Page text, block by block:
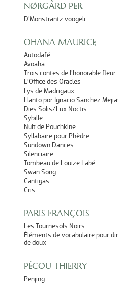
NØRGÅRD PER
D’Monstrantz vöögeli
OHANA MAURICE
Autodafé
Avoaha
Trois contes de l’honorable fleur
L’Office des Oracles
Lys de Madrigaux
Llanto por Ignacio Sanchez
Dies Solis/Lux Noctis
Sybille
Nuit de Pouchkine
Syllabaire pour Phèdre
Sundown Dances
Silenciaire
Tombeau de Louize Labé
Swan Song
Cantigas
Cris
PARIS FRANÇOIS
Les Tournesols Noirs
Éléments de vocabulaire pour
de doux
PÉCOU THIERRY
Penjing